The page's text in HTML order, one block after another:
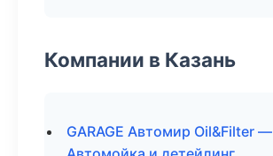
Компании в Казань
GARAGE Автомир Oil&Filter —